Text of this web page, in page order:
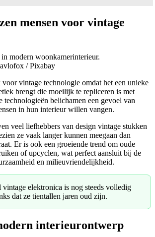
mensen voor vintage
/ Pixabay
vintage technologie omdat het een unieke
brengt die moeilijk te repliceren is met
technologieën belichamen een gevoel van
in hun interieur willen vangen.
veel liefhebbers van design vintage stukken
ze vaak langer kunnen meegaan dan
Er is ook een groeiende trend om oude
of upcyclen, wat perfect aansluit bij de
en milieuvriendelijkheid.
vintage elektronica is nog steeds volledig
dat ze tientallen jaren oud zijn.
interieurontwerp